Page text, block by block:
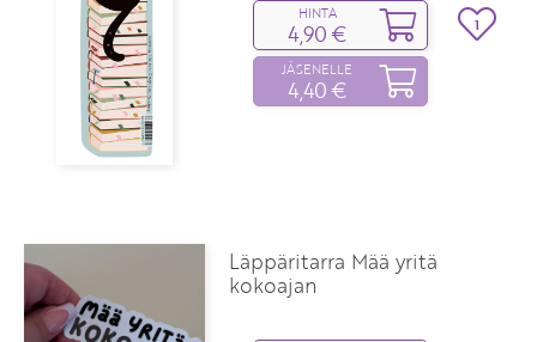
HINTA
4,90 €
JÄSENELLE
4,40 €
1
Läppäritarra Mää yritä
kokoajan